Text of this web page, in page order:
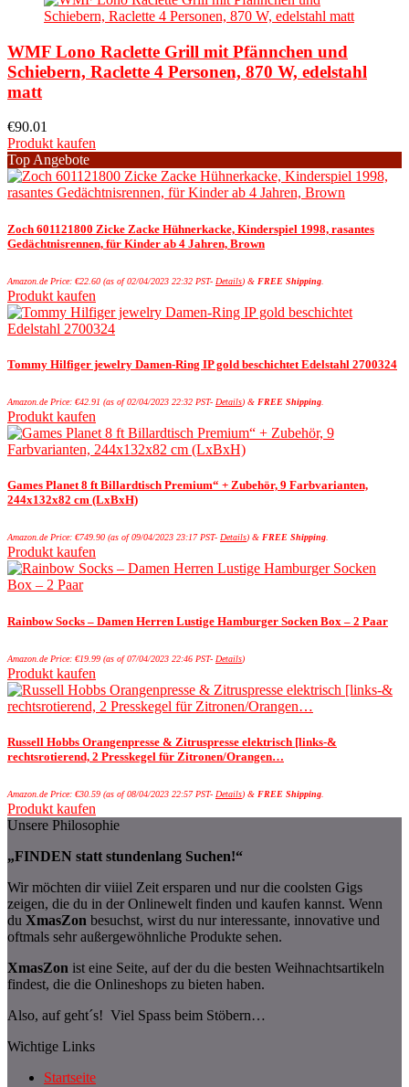
WMF Lono Raclette Grill mit Pfännchen und
Schiebern, Raclette 4 Personen, 870 W, edelstahl
matt
€90.01
Produkt kaufen
Top Angebote
Zoch 601121800 Zicke Zacke Hühnerkacke, Kinderspiel 1998, rasantes
Gedächtnisrennen, für Kinder ab 4 Jahren, Brown
Amazon.de Price: €22.60 (as of 02/04/2023 22:32 PST- Details) & FREE Shipping
Produkt kaufen
Tommy Hilfiger jewelry Damen-Ring IP gold beschichtet Edelstahl 2700324
Amazon.de Price: €42.91 (as of 02/04/2023 22:32 PST- Details) & FREE Shipping
Produkt kaufen
Games Planet 8 ft Billardtisch Premium“ + Zubehör, 9 Farbvarianten,
244x132x82 cm (LxBxH)
Amazon.de Price: €749.90 (as of 09/04/2023 23:17 PST- Details) & FREE Shipping.
Produkt kaufen
Rainbow Socks – Damen Herren Lustige Hamburger Socken Box – 2 Paar
Amazon.de Price: €19.99 (as of 07/04/2023 22:46 PST- Details)
Produkt kaufen
Russell Hobbs Orangenpresse & Zitruspresse elektrisch [links-&
rechtsrotierend, 2 Presskegel für Zitronen/Orangen…
Amazon.de Price: €30.59 (as of 08/04/2023 22:57 PST- Details) & FREE Shipping
Produkt kaufen
Unsere Philosophie
„FINDEN statt stundenlang Suchen!“
Wir möchten dir viiiel Zeit ersparen und nur die coolsten Gigs
zeigen, die du in der Onlinewelt finden und kaufen kannst. Wenn
du XmasZon besuchst, wirst du nur interessante, innovative und
oftmals sehr außergewöhnliche Produkte sehen.
XmasZon ist eine Seite, auf der du die besten Weihnachtsartikeln
findest, die die Onlineshops zu bieten haben.
Also, auf geht´s! Viel Spass beim Stöbern…
Wichtige Links
Startseite